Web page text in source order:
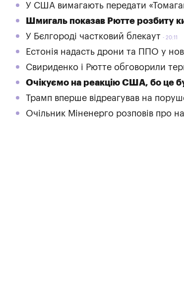
У США вимагають передати
Шмигаль показав Рютте розбиту
У Бєлгороді частковий блекаут 20:11
Естонія надасть дрони та ППО у
Свириденко і Рютте обговорили
Очікуємо на реакцію США, бо це
Трамп вперше відреагував на
Очільник Міненерго розповів про